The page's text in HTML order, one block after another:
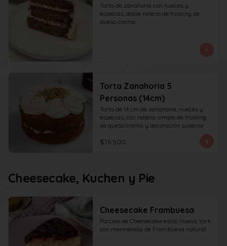
Torta de zanahoria con nueces y
especias, doble relleno de frosting de
queso crema.
Torta Zanahoria 5
Personas (14cm)
Torta de 14 cm de zanahoria, nueces y
especias, con relleno simple de frosting
de queso crema y decoración superior.
$16.500
Cheesecake, Kuchen y Pie
Cheesecake Frambuesa
Porción de Cheesecake estilo Nueva York
con mermelada de Frambuesa natural